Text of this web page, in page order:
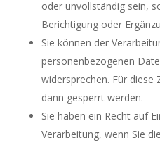
oder unvollständig sein,
Berichtigung oder
Sie können der
personenbezogenen
widersprechen. Für diese
dann gesperrt werden.
Sie haben ein Recht auf
Verarbeitung, wenn Sie